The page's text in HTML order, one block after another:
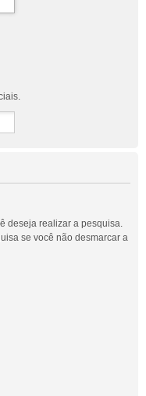
deseja realizar a pesquisa.
se você não desmarcar a